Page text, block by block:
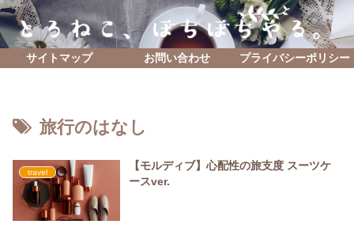
サイトマップ お問い合わせ プライバシーポリシー
旅行のはなし
travel
【モルディブ】心配性の旅支度 スーツケ
ースver.